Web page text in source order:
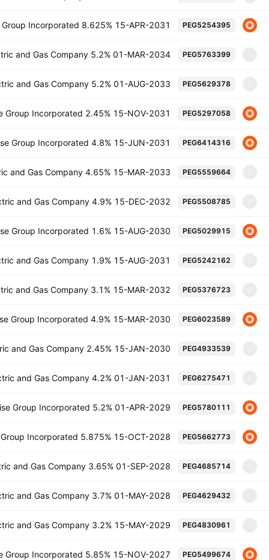
PEG5254395
Incorporated 8.625% 15-APR-2031
PEG5763399
and Gas Company 5.2% 01-MAR-2034
PEG5629378
and Gas Company 5.2% 01-AUG-2033
PEG5297058
Group Incorporated 2.45% 15-NOV-2031
PEG6414316
Group Incorporated 4.8% 15-JUN-2031
PEG5559664
and Gas Company 4.65% 15-MAR-2033
PEG5508785
and Gas Company 4.9% 15-DEC-2032
PEG5029915
Group Incorporated 1.6% 15-AUG-2030
PEG5242162
and Gas Company 1.9% 15-AUG-2031
PEG5376723
and Gas Company 3.1% 15-MAR-2032
PEG6023589
Group Incorporated 4.9% 15-MAR-2030
PEG4933539
and Gas Company 2.45% 15-JAN-2030
PEG6275471
and Gas Company 4.2% 01-JAN-2031
PEG5780111
Group Incorporated 5.2% 01-APR-2029
PEG5662773
Incorporated 5.875% 15-OCT-2028
PEG4685714
and Gas Company 3.65% 01-SEP-2028
PEG4629432
and Gas Company 3.7% 01-MAY-2028
PEG4830961
and Gas Company 3.2% 15-MAY-2029
PEG5499674
Group Incorporated 5.85% 15-NOV-2027